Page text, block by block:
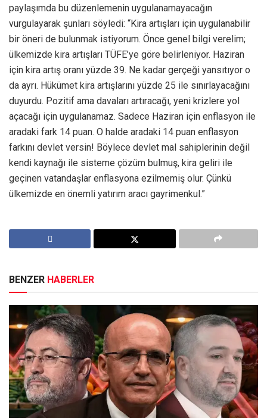
paylaşımda bu düzenlemenin uygulanamayacağın
vurgulayarak şunları söyledi: “Kira artışları için uygulanabilir
bir öneri de bulunmak istiyorum. Önce genel bilgi verelim;
ülkemizde kira artışları TÜFE’ye göre belirleniyor. Haziran
için kira artış oranı yüzde 39. Ne kadar gerçeği yansıtıyor o
da ayrı. Hükümet kira artışlarını yüzde 25 ile sınırlayacağını
duyurdu. Pozitif ama davaları artıracağı, yeni krizlere yol
açacağı için uygulanamaz. Sadece Haziran için enflasyon ile
aradaki fark 14 puan. O halde aradaki 14 puan enflasyon
farkını devlet versin! Böylece devlet mal sahiplerinin değil
kendi kaynağı ile sisteme çözüm bulmuş, kira geliri ile
geçinen vatandaşlar enflasyona ezilmemiş olur. Çünkü
ülkemizde en önemli yatırım aracı gayrimenkul.”
BENZER HABERLER